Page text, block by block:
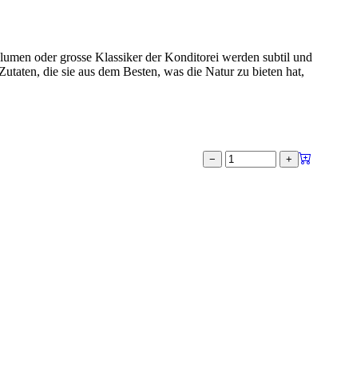
oder grosse Klassiker der Konditorei werden subtil und
die sie aus dem Besten, was die Natur zu bieten hat,
− +